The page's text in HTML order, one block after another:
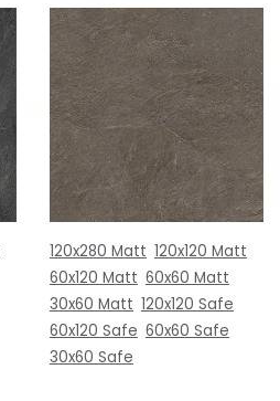
120x280 Matt 120x120 Matt
60x120 Matt 60x60 Matt
30x60 Matt 120x120 Safe
60x120 Safe 60x60 Safe
30x60 Safe